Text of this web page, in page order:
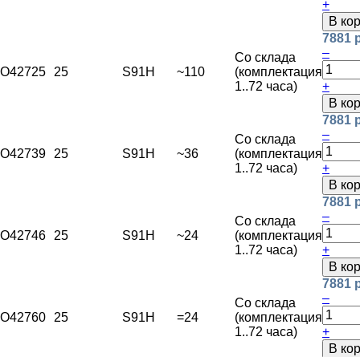
+
В
O42725 25 S91H ~110
Со склада
(комплектация
1..72 часа)
7881
–
+
В
O42739 25 S91H ~36
Со склада
(комплектация
1..72 часа)
7881
–
+
В
O42746 25 S91H ~24
Со склада
(комплектация
1..72 часа)
7881
–
+
В
O42760 25 S91H =24
Со склада
(комплектация
1..72 часа)
7881
–
+
В